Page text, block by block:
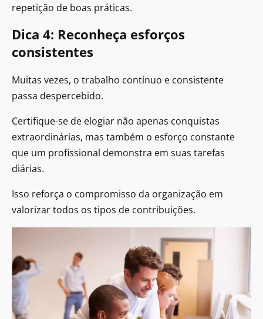
repetição de boas práticas.
Dica 4: Reconheça esforços
consistentes
Muitas vezes, o trabalho contínuo e consistente
passa despercebido.
Certifique-se de elogiar não apenas conquistas
extraordinárias, mas também o esforço constante
que um profissional demonstra em suas tarefas
diárias.
Isso reforça o compromisso da organização em
valorizar todos os tipos de contribuições.